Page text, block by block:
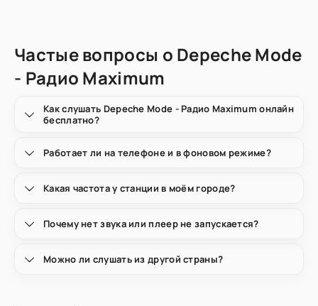
Частые вопросы о Depeche Mode
- Радио Maximum
Как слушать Depeche Mode - Радио Maximum онлайн
бесплатно?
Работает ли на телефоне и в фоновом режиме?
Какая частота у станции в моём городе?
Почему нет звука или плеер не запускается?
Можно ли слушать из другой страны?